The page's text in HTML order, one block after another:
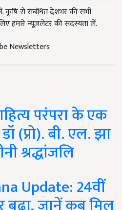
कृषि से संबंधित देशभर की सभी
हमारे न्यूज़लेटर की सदस्यता लें.
Newsletters
परंपरा के एक
(प्रो). बी. एल. झा
श्रद्धांजलि
Update: 24वीं